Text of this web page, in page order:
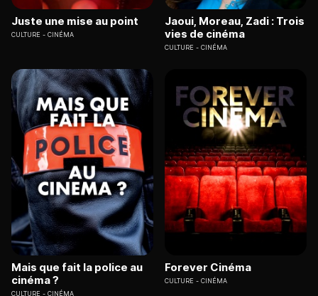
Juste une mise au point
CULTURE CINÉMA
Jaoui, Moreau, Zadi : Trois
vies de cinéma
CULTURE CINÉMA
Mais que fait la police au
cinéma ?
CULTURE CINÉMA
Forever Cinéma
CULTURE CINÉMA